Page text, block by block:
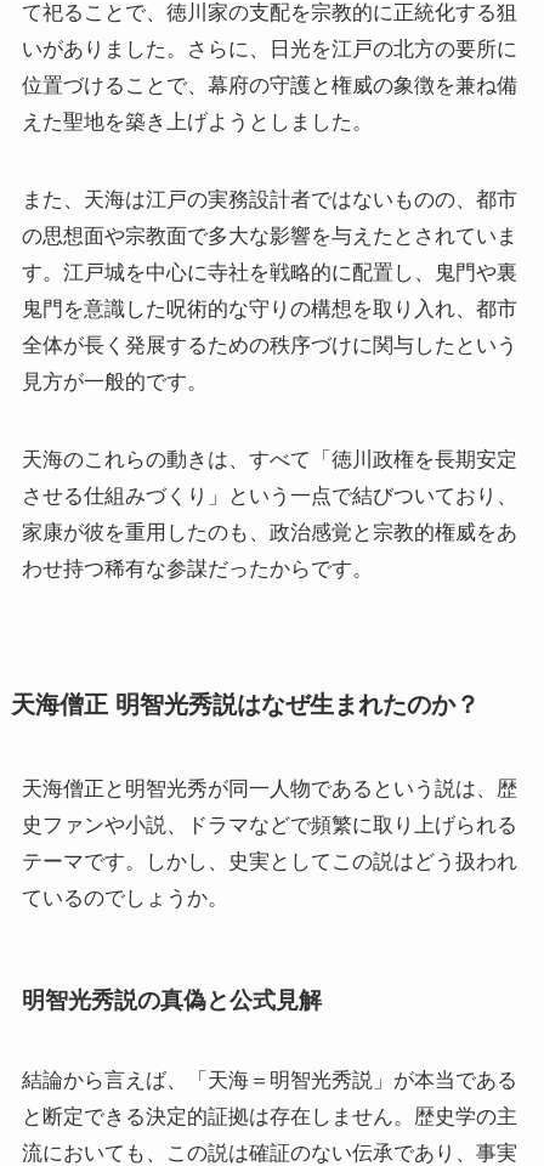
て祀ることで、徳川家の支配を宗教的に正統化する狙
いがありました。さらに、日光を江戸の北方の要所に
位置づけることで、幕府の守護と権威の象徴を兼ね備
えた聖地を築き上げようとしました。
また、天海は江戸の実務設計者ではないものの、都市
の思想面や宗教面で多大な影響を与えたとされていま
す。江戸城を中心に寺社を戦略的に配置し、鬼門や裏
鬼門を意識した呪術的な守りの構想を取り入れ、都市
全体が長く発展するための秩序づけに関与したという
見方が一般的です。
天海のこれらの動きは、すべて「徳川政権を長期安定
させる仕組みづくり」という一点で結びついており、
家康が彼を重用したのも、政治感覚と宗教的権威をあ
わせ持つ稀有な参謀だったからです。
天海僧正 明智光秀説はなぜ生まれたのか？
天海僧正と明智光秀が同一人物であるという説は、歴
史ファンや小説、ドラマなどで頻繁に取り上げられる
テーマです。しかし、史実としてこの説はどう扱われ
ているのでしょうか。
明智光秀説の真偽と公式見解
結論から言えば、「天海＝明智光秀説」が本当である
と断定できる決定的証拠は存在しません。歴史学の主
流においても、この説は確証のない伝承であり、事実